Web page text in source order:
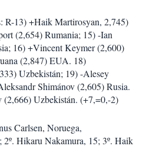
R-13) +Haik Martirosyan, 2,745)
(2,654) Rumania; 15) -Ian
16) +Vincent Keymer (2,600)
(2,847) EUA. 18)
Uzbekistán; 19) -Alesey
Shimánov (2,605) Rusia.
Uzbekistán. (+7,=0,-2)
Carlsen, Noruega,
Hikaru Nakamura, 15; 3º. Haik